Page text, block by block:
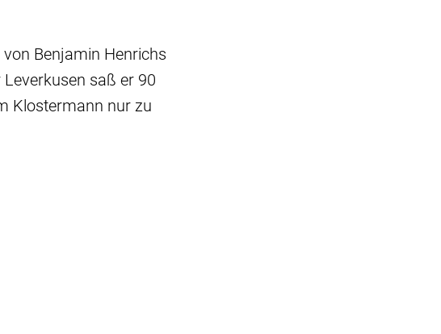
Benjamin Henrichs
saß er 90
Klostermann nur zu